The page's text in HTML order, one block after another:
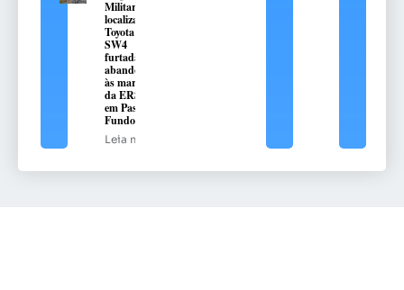
Militar
localiza
Toyota Hilux
SW4
furtada e
abandonada
às margens
da ERS-324,
em Passo
Fundo
Leia mais